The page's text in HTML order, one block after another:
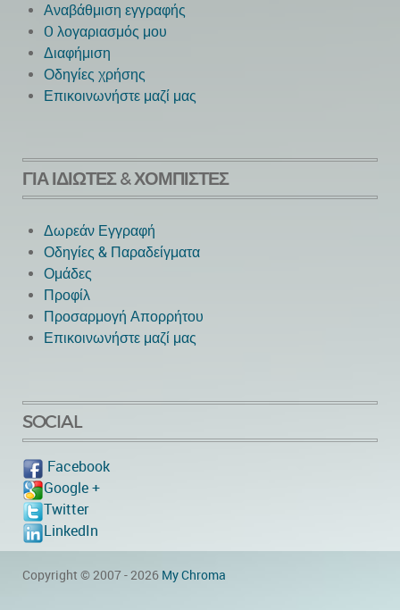
Next
Αναβάθμιση εγγραφής
O λογαριασμός μου
Διαφήμιση
Οδηγίες χρήσης
Επικοινωνήστε μαζί μας
ΓΙΑ ΙΔΙΏΤΕΣ & ΧΟΜΠΊΣΤΕΣ
Δωρεάν Εγγραφή
Οδηγίες & Παραδείγματα
Ομάδες
Προφίλ
Προσαρμογή Απορρήτου
Επικοινωνήστε μαζί μας
SOCIAL
Facebook
Google +
Twitter
LinkedIn
Copyright © 2007 - 2026 My Chroma